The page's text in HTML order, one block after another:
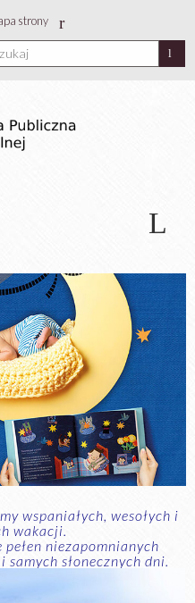
strony
wspaniałych, wesołych i
wakacji.
niezapomnianych
słonecznych dni.